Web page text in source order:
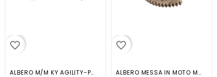
favorite_border
ALBERO M/M KY AGILITY-PEOPLE
favorite_border
ALBERO MESSA IN MOTO MU F12R AIR...